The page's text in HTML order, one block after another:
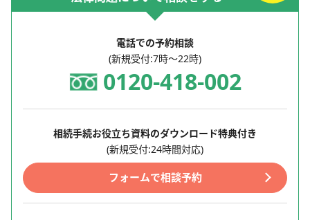
電話での予約相談
(新規受付:7時～22時)
0120-418-002
相続手続お役立ち資料のダウンロード特典付き
(新規受付:24時間対応)
フォームで相談予約